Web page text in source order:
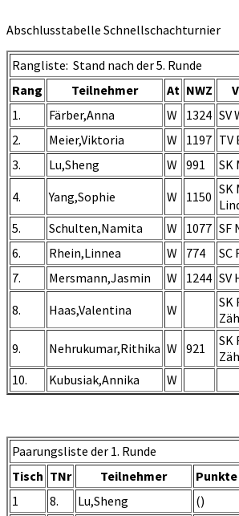
Abschlusstabelle Schnellschachturnier
Rangliste: Stand nach der 5. Runde
Rang
Teilnehmer At NWZ
1.
Färber,Anna W 1324 SV
2.
Meier,Viktoria W 1197 TV
3.
Lu,Sheng W 991 SK
4.
Yang,Sophie W 1150 SK
5.
Schulten,Namita W 1077 SF
6.
Rhein,Linnea W 774 SC
7.
Mersmann,Jasmin W 1244 SV
8.
Haas,Valentina W
SK
9. Nehrukumar,Rithika W 921
SK
10.
Kubusiak,Annika W
Paarungsliste der 1. Runde
Tisch TNr Teilnehmer Punkte
1
8. Lu,Sheng ()